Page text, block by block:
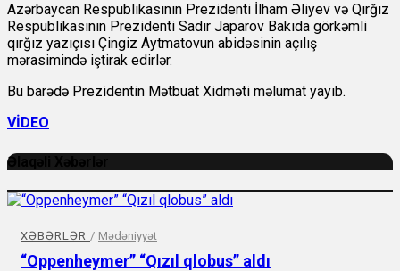
Azərbaycan Respublikasının Prezidenti İlham Əliyev və Qırğız
Respublikasının Prezidenti Sadır Japarov Bakıda görkəmli
qırğız yazıçısı Çingiz Aytmatovun abidəsinin açılış
mərasimində iştirak edirlər.
Bu barədə Prezidentin Mətbuat Xidməti məlumat yayıb.
VİDEO
Əlaqəli Xəbərlər
XƏBƏRLƏR / Mədəniyyət
“Oppenheymer” “Qızıl qlobus” aldı